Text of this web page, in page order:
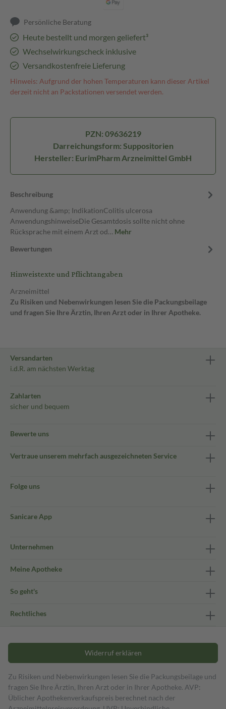
Persönliche Beratung
Heute bestellt und morgen geliefert³
Wechselwirkungscheck inklusive
Versandkostenfreie Lieferung
Hinweis: Aufgrund der hohen Temperaturen kann dieser Artikel
derzeit nicht an Packstationen versendet werden.
PZN: 09636219
Darreichungsform: Suppositorien
Hersteller: EurimPharm Arzneimittel GmbH
Beschreibung
Anwendung &amp; IndikationColitis ulcerosa
AnwendungshinweiseDie Gesamtdosis sollte nicht ohne
Rücksprache mit einem Arzt od… Mehr
Bewertungen
Hinweistexte und Pflichtangaben
Arzneimittel
Zu Risiken und Nebenwirkungen lesen Sie die Packungsbeilage
und fragen Sie Ihre Ärztin, Ihren Arzt oder in Ihrer Apotheke.
Versandarten
i.d.R. am nächsten Werktag
Zahlarten
sicher und bequem
Bewerte uns
Vertraue unserem mehrfach ausgezeichneten Service
Folge uns
Sanicare App
Unternehmen
Meine Apotheke
So geht's
Rechtliches
Widerruf erklären
Zu Risiken und Nebenwirkungen lesen Sie die Packungsbeilage und
fragen Sie Ihre Ärztin, Ihren Arzt oder in Ihrer Apotheke. AVP:
Üblicher Apothekenverkaufspreis berechnet nach der